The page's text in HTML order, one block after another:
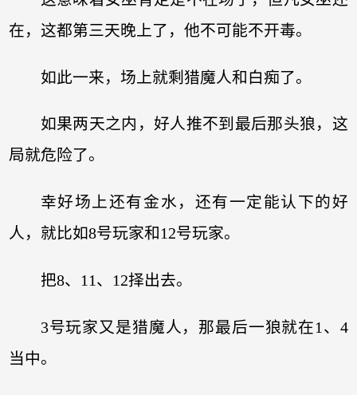
在，这都第三天晚上了，他不可能不开毒。
如此一来，场上就剩猎魔人和白痴了。
如果两天之内，好人推不到最后那头狼，这
局就危险了。
幸好场上还有金水，还有一定能认下的好
人，就比如8号玩家和12号玩家。
把8、11、12择出去。
3号玩家又是猎魔人，那最后一狼就在1、4
当中。